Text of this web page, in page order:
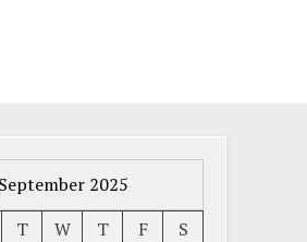
September 2025
T W T F
S